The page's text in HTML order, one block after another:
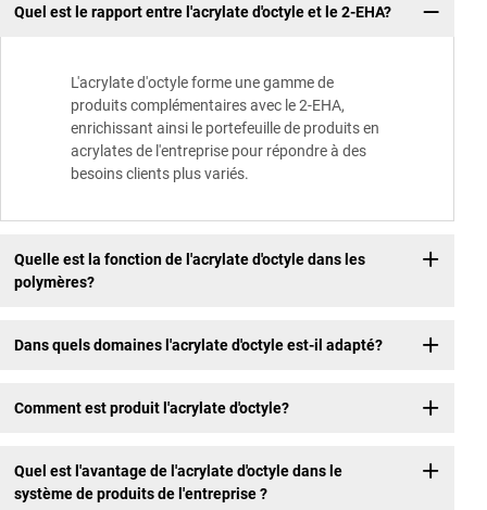
Quel est le rapport entre l'acrylate d'octyle et le 2-EHA?
L'acrylate d'octyle forme une gamme de
produits complémentaires avec le 2-EHA,
enrichissant ainsi le portefeuille de produits en
acrylates de l'entreprise pour répondre à des
besoins clients plus variés.
Quelle est la fonction de l'acrylate d'octyle dans les
polymères?
Dans quels domaines l'acrylate d'octyle est-il adapté?
Comment est produit l'acrylate d'octyle?
Quel est l'avantage de l'acrylate d'octyle dans le
système de produits de l'entreprise ?